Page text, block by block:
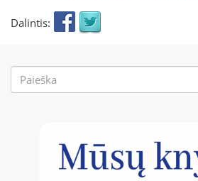
Dalintis:
Paieškos